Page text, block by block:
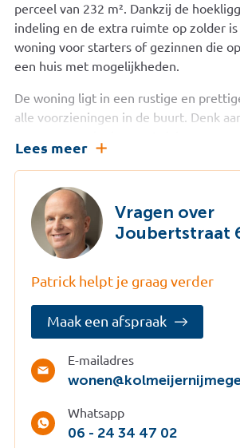
perceel van 232 m². Dankzij de
indeling en de extra ruimte op zolder
woning voor starters of gezinnen die
een huis met mogelijkheden.
De woning ligt in een rustige en
alle voorzieningen in de buurt. Denk
goed bereikbaar, net als de
steden. Hier woon je rustig, maar toch
Indeling
Begane grond:
Entree, hal met toegang tot de
met de keuken aan de achterzijde. De
eenvoudig maar sfeervol en biedt
achtertuin.
De achtertuin is fraai aangelegd en ligt
(oost/zuid). Dankzij de diepte van ca.
wel een plekje in de zon of schaduw te
bereik je de garage en de oprit, ideaal
voor het parkeren op eigen terrein.
Lees meer
Vragen over
Joubertstraat
Patrick helpt je graag verder
Maak een afspraak
E-mailadres
Whatsapp
06 - 24 34 47 02